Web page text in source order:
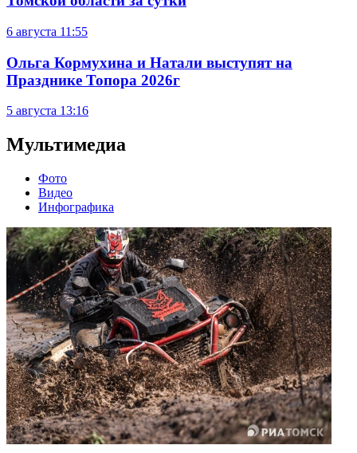
6 августа 11:55
Ольга Кормухина и Натали выступят на
Празднике Топора 2026г
5 августа 13:16
Мультимедиа
Фото
Видео
Инфографика